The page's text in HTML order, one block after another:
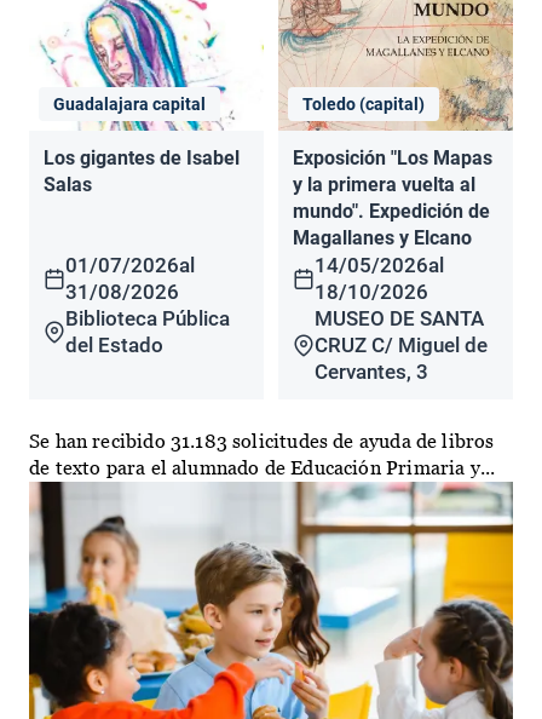
Guadalajara capital
Los gigantes de Isabel
Salas
01/07/2026al
31/08/2026
Biblioteca Pública
del Estado
Toledo (capital)
Exposición "Los Mapas
y la primera vuelta al
mundo". Expedición de
Magallanes y Elcano
14/05/2026al
18/10/2026
MUSEO DE SANTA
CRUZ C/ Miguel de
Cervantes, 3
Se han recibido 31.183 solicitudes de ayuda de libros
de texto para el alumnado de Educación Primaria y...